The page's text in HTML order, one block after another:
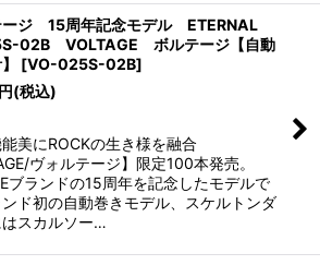
ージ 15周年記念モデル ETERNAL
02B VOLTAGE ボルテージ【自動
[VO-025S-02B]
円(税込)
美にROCKの生き様を融合
ヴォルテージ】限定100本発売。
ブランドの15周年を記念したモデルで
ド初の自動巻きモデル、スケルトンダ
はスカルソー…